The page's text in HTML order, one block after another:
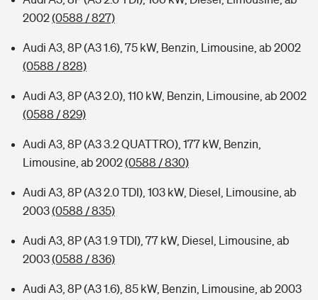
2002(0588 / 827)
Audi A3, 8P (A3 1.6), 75 kW, Benzin, Limousine, ab 2002
(0588 / 828)
Audi A3, 8P (A3 2.0), 110 kW, Benzin, Limousine, ab 2002
(0588 / 829)
Audi A3, 8P (A3 3.2 QUATTRO), 177 kW, Benzin,
Limousine, ab 2002(0588 / 830)
Audi A3, 8P (A3 2.0 TDI), 103 kW, Diesel, Limousine, ab
2003(0588 / 835)
Audi A3, 8P (A3 1.9 TDI), 77 kW, Diesel, Limousine, ab
2003(0588 / 836)
Audi A3, 8P (A3 1.6), 85 kW, Benzin, Limousine, ab 2003